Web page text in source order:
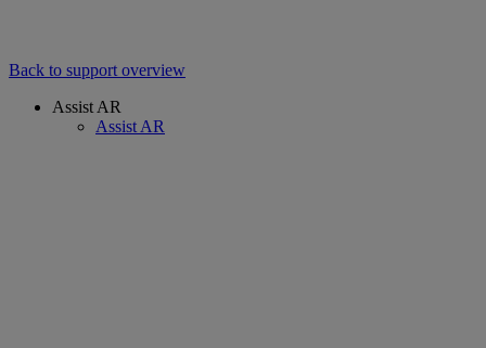
Back to support overview
Assist AR
Assist AR